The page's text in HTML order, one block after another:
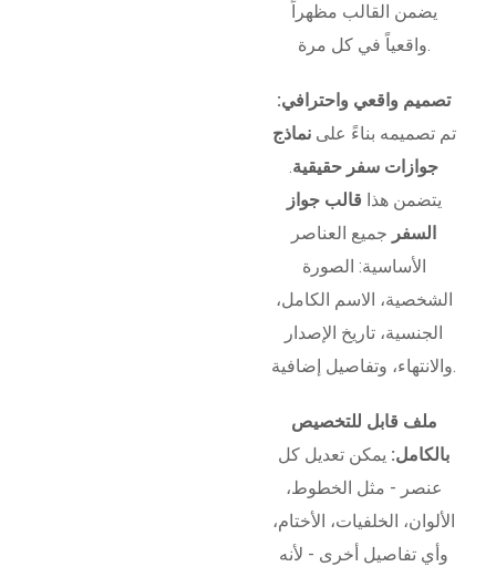
يضمن القالب مظهراً
واقعياً في كل مرة.
تصميم واقعي واحترافي:
تم تصميمه بناءً علىنماذج
جوازات سفر حقيقية.
يتضمن هذا قالب جواز
السفر جميع العناصر
الأساسية: الصورة
الشخصية، الاسم الكامل،
الجنسية، تاريخ الإصدار
والانتهاء، وتفاصيل إضافية.
ملف قابل للتخصيص
بالكامل: يمكن تعديل كل
عنصر - مثل الخطوط،
الألوان، الخلفيات، الأختام،
وأي تفاصيل أخرى - لأنه